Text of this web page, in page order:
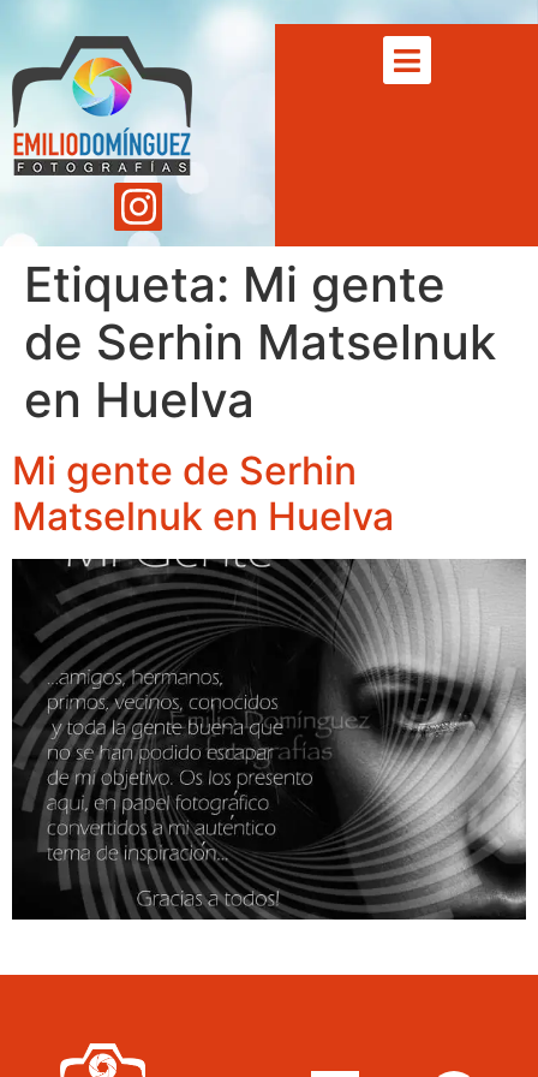
Etiqueta: Mi gente
de Serhin Matselnuk
en Huelva
Mi gente de Serhin
Matselnuk en Huelva